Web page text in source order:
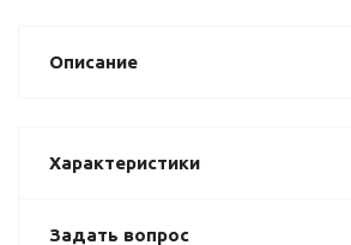
Описание
Характеристики
Задать вопрос